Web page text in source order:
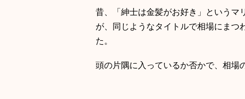
昔、「紳士は金髪がお好き」というマ
が、同じようなタイトルで相場にまつ
た。
頭の片隅に入っているか否かで、相場